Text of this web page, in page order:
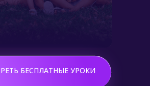
БЕСПЛАТНЫЕ УРОКИ